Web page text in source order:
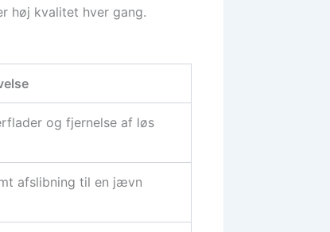
høj kvalitet hver gang.
og fjernelse af løs
afslibning til en jævn